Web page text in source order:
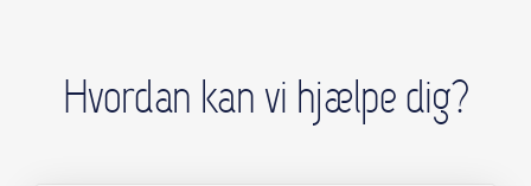
Hvordan kan vi hjælpe dig?